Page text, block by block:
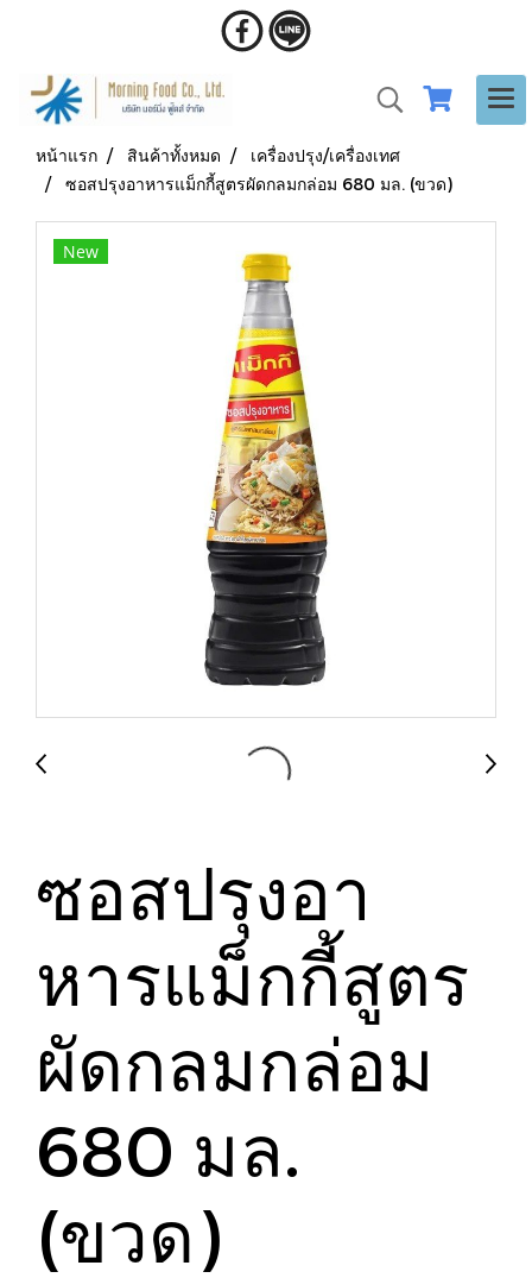
หน้าแรก สินค้าทั้งหมด
เครื่องปรุง/เครื่องเทศ
ซอสปรุงอาหารแม็กกี้สูตรผัดกลมกล่อม 680 มล. (ขวด)
New
ซอสปรุงอา
หารแม็กกี้สูตร
ผัดกลมกล่อม
680 มล.
(ขวด)